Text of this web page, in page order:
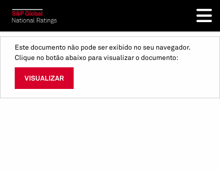
Este documento não pode ser exibido no seu navegador.
Clique no botão abaixo para visualizar o documento:
VISUALIZAR